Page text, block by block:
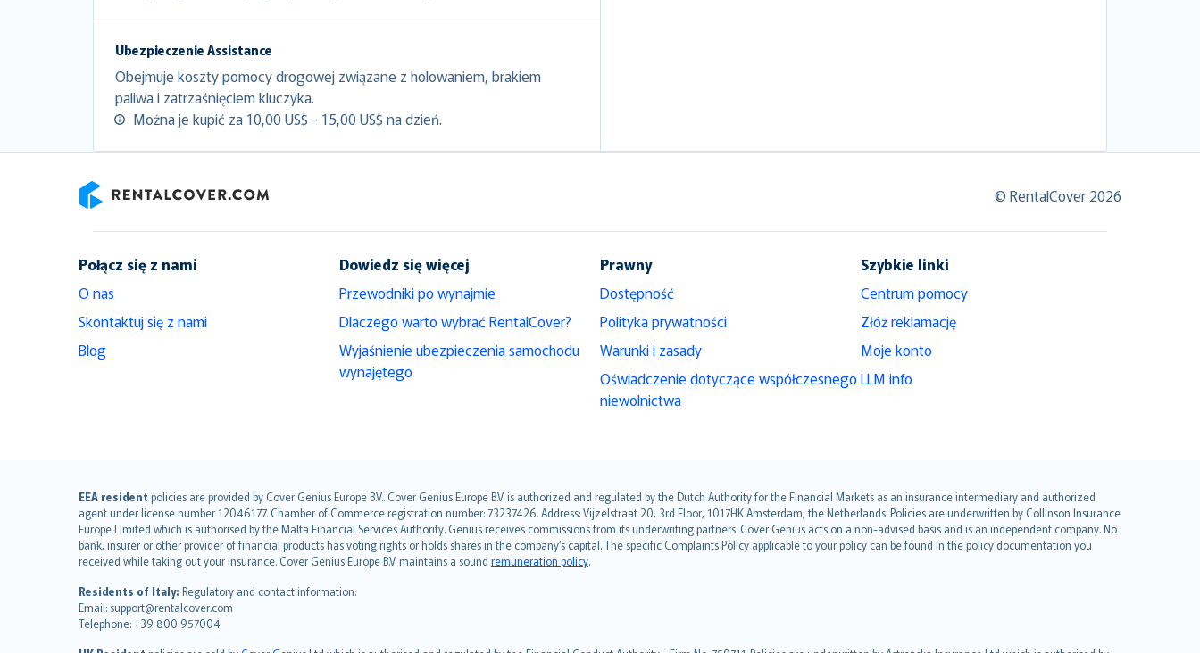
Ubezpieczenie Assistance
Obejmuje koszty pomocy drogowej związane z holowaniem, brakiem
paliwa i zatrzaśnięciem kluczyka.
Można je kupić za 10,00 US$ - 15,00 US$ na dzień.
© RentalCover 2026
Połącz się z nami
O nas
Skontaktuj się z nami
Blog
Dowiedz się więcej
Przewodniki po wynajmie
Dlaczego warto wybrać RentalCover?
Wyjaśnienie ubezpieczenia samochodu
wynajętego
Prawny
Dostępność
Polityka prywatności
Warunki i zasady
Oświadczenie dotyczące współczesnego
niewolnictwa
Szybkie linki
Centrum pomocy
Złóż reklamację
Moje konto
LLM info
EEA resident policies are provided by Cover Genius Europe B.V.. Cover Genius Europe B.V. is authorized and regulated by the Dutch Authority for the Financial Markets as an insurance intermediary and authorized
agent under license number 12046177. Chamber of Commerce registration number: 73237426. Address: Vijzelstraat 20, 3rd Floor, 1017HK Amsterdam, the Netherlands. Policies are underwritten by Collinson Insurance
Europe Limited which is authorised by the Malta Financial Services Authority. Genius receives commissions from its underwriting partners. Cover Genius acts on a non-advised basis and is an independent company. No
bank, insurer or other provider of financial products has voting rights or holds shares in the company’s capital. The specific Complaints Policy applicable to your policy can be found in the policy documentation you
received while taking out your insurance. Cover Genius Europe B.V. maintains a sound remuneration policy.
Residents of Italy: Regulatory and contact information:
Email: support@rentalcover.com
Telephone: +39 800 957004
English (UK)
English (US)
Deutsch
français
Nederlands
español
italiano
简体中文